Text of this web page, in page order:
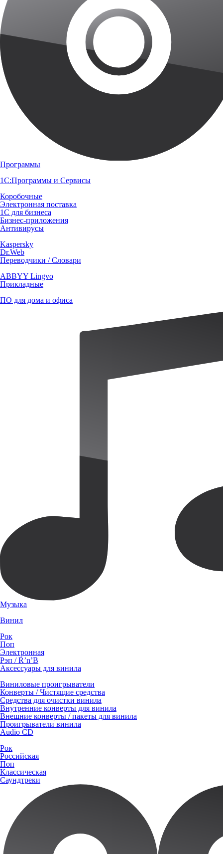
Программы
1С:Программы и Сервисы
Коробочные
Электронная поставка
1С для бизнеса
Бизнес-приложения
Антивирусы
Kaspersky
Dr.Web
Переводчики / Словари
ABBYY Lingvo
Прикладные
ПО для дома и офиса
Музыка
Винил
Рок
Поп
Электронная
Рэп / R’n’B
Аксессуары для винила
Виниловые проигрыватели
Конверты / Чистящие средства
Средства для очистки винила
Внутренние конверты для винила
Внешние конверты / пакеты для винила
Проигрыватели винила
Audio CD
Рок
Российская
Поп
Классическая
Саундтреки